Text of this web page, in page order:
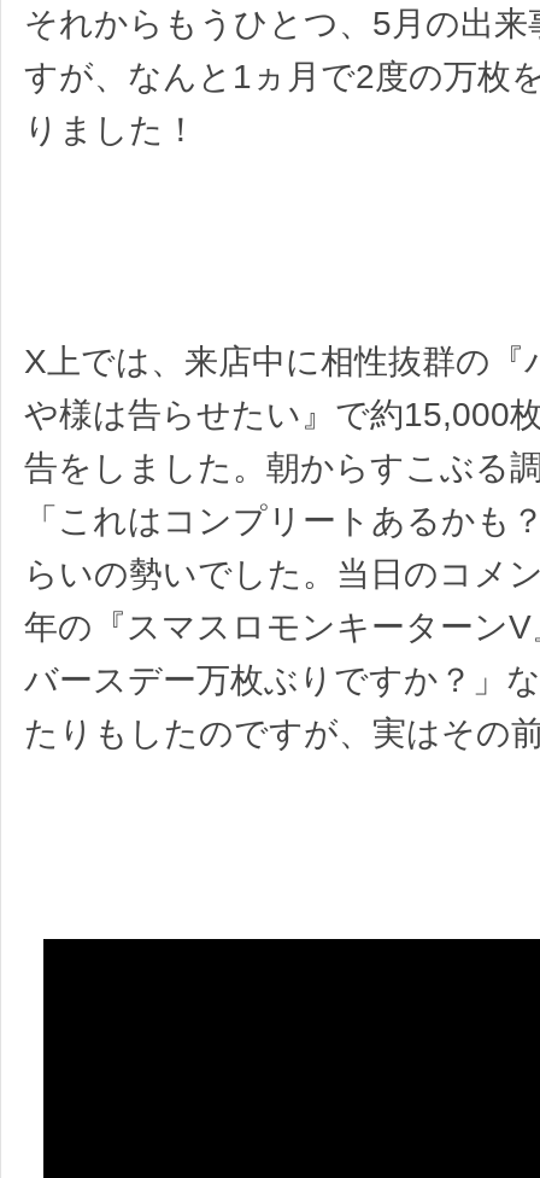
それからもうひとつ、5月の出
すが、なんと1ヵ月で2度の万枚
りました！
X上では、来店中に相性抜群の
や様は告らせたい』で約15,000
告をしました。朝からすこぶる
「これはコンプリートあるかも
らいの勢いでした。当日のコメ
年の『スマスロモンキーターン
バースデー万枚ぶりですか？」
たりもしたのですが、実はその